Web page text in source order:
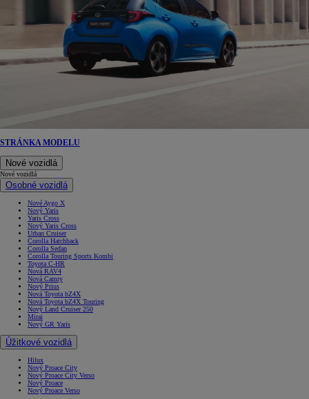
STRÁNKA MODELU
Nové vozidlá
Nové vozidlá
Osobné vozidlá
Nové Aygo X
Nový Yaris
Yaris Cross
Nový Yaris Cross
Urban Cruiser
Corolla Hatchback
Corolla Sedan
Corolla Touring Sports Kombi
Toyota C-HR
Nová RAV4
Nová Camry
Nový Prius
Nová Toyota bZ4X
Nová Toyota bZ4X Touring
Nový Land Cruiser 250
Mirai
Nový GR Yaris
Úžitkové vozidlá
Hilux
Nový Proace City
Nový Proace City Verso
Nový Proace
Nový Proace Verso